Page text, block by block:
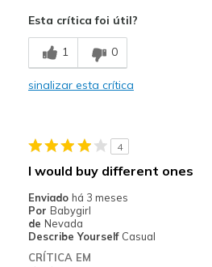
Width
Sizing
Feels true to size
Esta crítica foi útil?
1 0
sinalizar esta crítica
4
I would buy different ones
Enviado há 3 meses
Por Babygirl
de Nevada
Describe Yourself Casual
CRÍTICA EM